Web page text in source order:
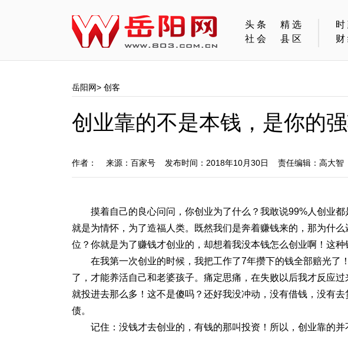
头条
精选
社会
县区
岳阳网> 创客
创业靠的不是本钱，是你的强
作者： 来源：百家号 发布时间：2018年10月30日 责任编辑：高大智
摸着自己的良心问问，你创业为了什么？我敢说99%人创业
就是为情怀，为了造福人类。既然我们是奔着赚钱来的，那为什
位？你就是为了赚钱才创业的，却想着我没本钱怎么创业啊！这种
在我第一次创业的时候，我把工作了7年攒下的钱全部赔光了
了，才能养活自己和老婆孩子。痛定思痛，在失败以后我才反应
就投进去那么多！这不是傻吗？还好我没冲动，没有借钱，没有
债。
记住：没钱才去创业的，有钱的那叫投资！所以，创业靠的